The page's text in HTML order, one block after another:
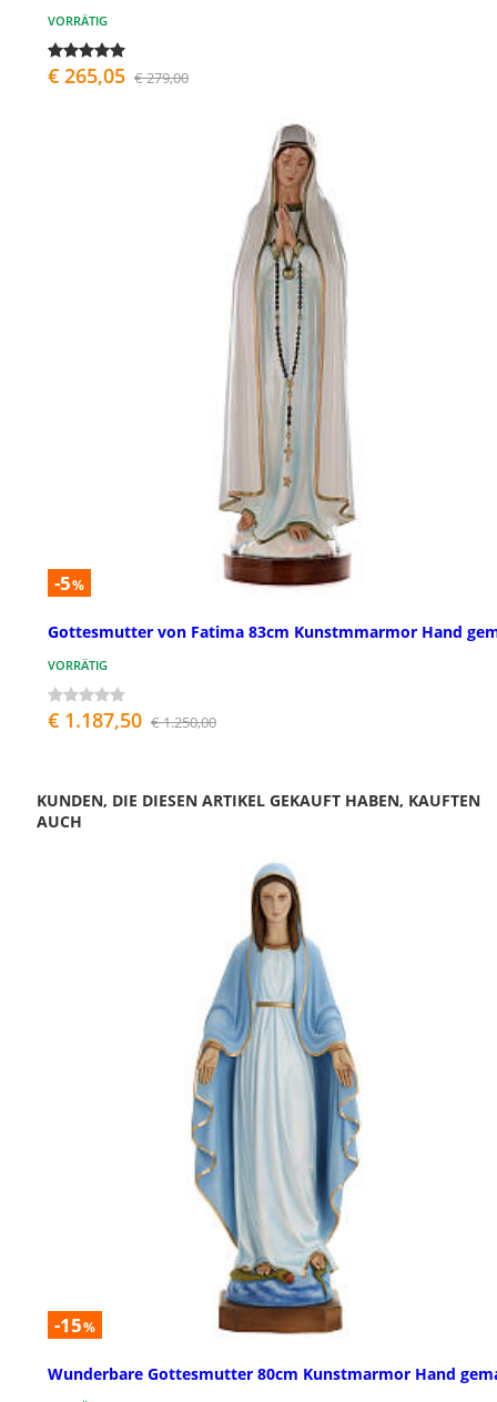
VORRÄTIG
€ 265,05 € 279,00
-5%
Gottesmutter von Fatima 83cm Kunstmmarmor Hand
VORRÄTIG
€ 1.187,50 € 1.250,00
KUNDEN, DIE DIESEN ARTIKEL GEKAUFT HABEN, KAUFTEN
AUCH
-15%
Wunderbare Gottesmutter 80cm Kunstmarmor Hand